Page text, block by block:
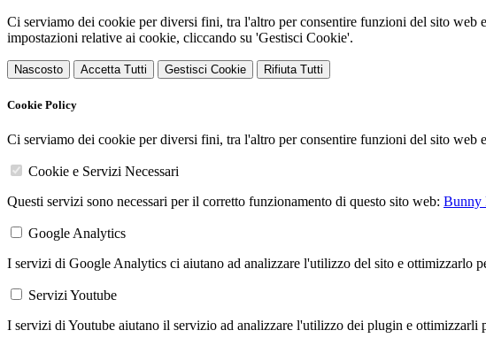
Ci serviamo dei cookie per diversi fini, tra l'altro per consentire funzioni del sito
impostazioni relative ai cookie, cliccando su 'Gestisci Cookie'.
Nascosto Accetta Tutti Gestisci Cookie Rifiuta Tutti
Cookie Policy
Ci serviamo dei cookie per diversi fini, tra l'altro per consentire funzioni del sito
Cookie e Servizi Necessari
Questi servizi sono necessari per il corretto funzionamento di questo sito web: Bunny
Google Analytics
I servizi di Google Analytics ci aiutano ad analizzare l'utilizzo del sito e ottimizzarlo
Servizi Youtube
I servizi di Youtube aiutano il servizio ad analizzare l'utilizzo dei plugin e ottimizzarli